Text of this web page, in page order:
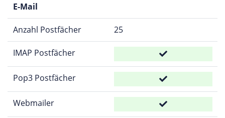
E-Mail
Anzahl Postfächer 25
IMAP Postfächer
Pop3 Postfächer
Webmailer